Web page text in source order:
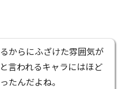
からにふざけた雰囲気が
言われるキャラにはほど
たんだよね。